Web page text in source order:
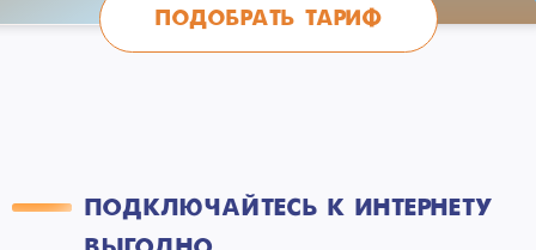
ПОДОБРАТЬ ТАРИФ
ПОДКЛЮЧАЙТЕСЬ К ИНТЕРНЕТУ